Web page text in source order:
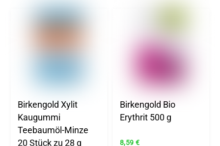
Birkengold Xylit
Kaugummi
Teebaumöl-Minze
20 Stück zu 28 g
Birkengold Bio
Erythrit 500 g
8,59 €